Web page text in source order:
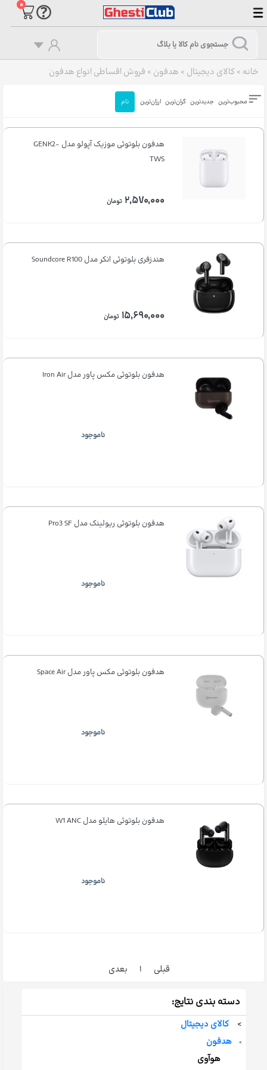
۰
خانه > کالای دیجیتال > هدفون > فروش اقساطی انواع هدفون
محبوب‌ترین جدیدترین گران‌ترین ارزان‌ترین نام
هدفون بلوتوثی موزیک آپولو مدل GENK2-
TWS
۲,۵۷۰,۰۰۰ تومان
هندزفری بلوتوثی انکر مدل Soundcore R100
۱۵,۶۹۰,۰۰۰ تومان
هدفون بلوتوثی مکس پاور مدل Iron Air
ناموجود
هدفون بلوتوثی ریولینک مدل Pro3 SF
ناموجود
هدفون بلوتوثی مکس پاور مدل Space Air
ناموجود
هدفون بلوتوثی هایلو مدل W1 ANC
ناموجود
قبلی ۱ بعدی
دسته بندی نتایج:
>
کالای دیجیتال
>
هدفون
هوآوی